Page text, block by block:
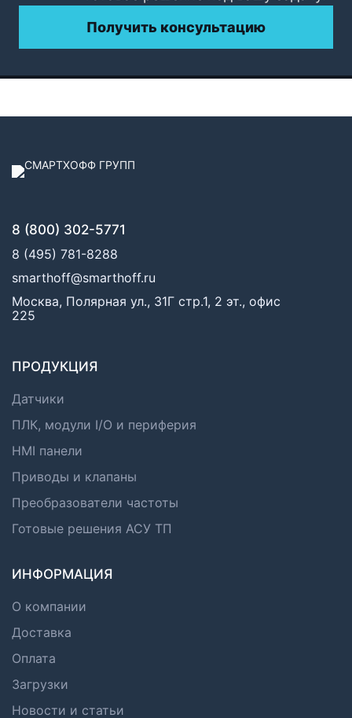
Получить консультацию
8 (800) 302-5771
8 (495) 781-8288
smarthoff@smarthoff.ru
Москва, Полярная ул., 31Г стр.1, 2 эт., офис
225
ПРОДУКЦИЯ
Датчики
ПЛК, модули I/O и периферия
HMI панели
Приводы и клапаны
Преобразователи частоты
Готовые решения АСУ ТП
ИНФОРМАЦИЯ
О компании
Доставка
Оплата
Загрузки
Новости и статьи